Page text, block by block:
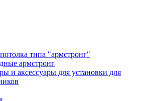
типа "армстронг"
армстронг
и аксессуары для установки для